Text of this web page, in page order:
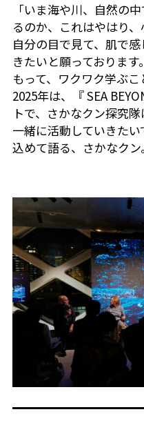
「いま海や川、自然の
るのか、これはやはり
自分の目で見て、肌で
きたいと願っておりま
もって、ワクワク学ぶこ
2025年は、『 SEA
トで、さかなクン探究
一緒に活動していきた
込めて語る、さかなクン。